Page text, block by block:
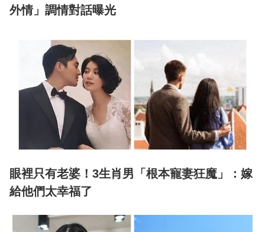
外情」調情對話曝光
眼裡只有老婆！3生肖男「根本寵妻狂魔」：嫁
給他們太幸福了